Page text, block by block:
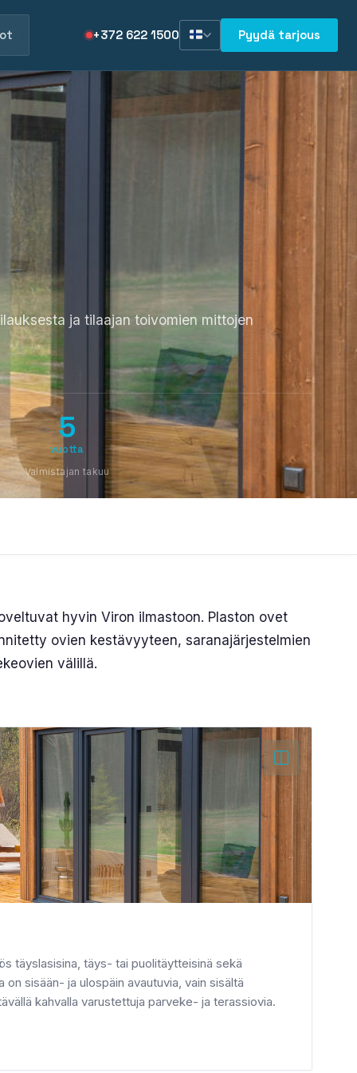
+372 622 1500 Pyydä tarjous
ja tilaajan toivomien mittojen
5
vuotta
Valmistajan takuu
hyvin Viron ilmastoon. Plaston ovet
ovien kestävyyteen, saranajärjestelmien
välillä.
täyslasisina, täys- tai puolitäytteisinä sekä
on sisään- ja ulospäin avautuvia, vain sisältä
kahvalla varustettuja parveke- ja terassiovia.